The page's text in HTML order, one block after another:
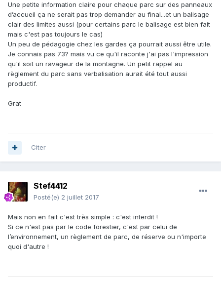
Une petite information claire pour chaque parc sur des panneaux
d’accueil ça ne serait pas trop demander au final...et un balisage
clair des limites aussi (pour certains parc le balisage est bien fait
mais c'est pas toujours le cas)
Un peu de pédagogie chez les gardes ça pourrait aussi être utile.
Je connais pas 73? mais vu ce qu'il raconte j'ai pas l'impression
qu'il soit un ravageur de la montagne. Un petit rappel au
règlement du parc sans verbalisation aurait été tout aussi
productif.
Grat
Citer
Stef4412
Posté(e) 2 juillet 2017
Mais non en fait c'est très simple : c'est interdit !
Si ce n'est pas par le code forestier, c'est par celui de
l’environnement, un règlement de parc, de réserve ou n'importe
quoi d'autre !